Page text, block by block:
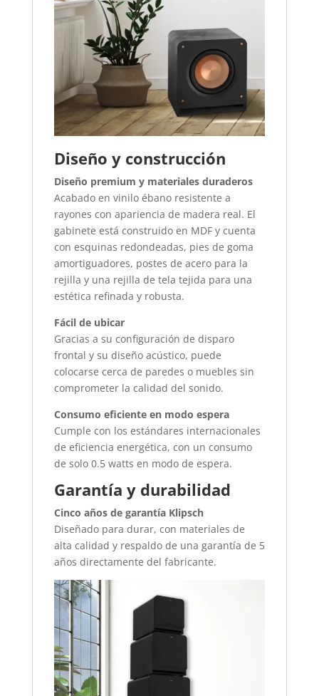
Diseño y construcción
Diseño premium y materiales duraderos
Acabado en vinilo ébano resistente a
rayones con apariencia de madera real. El
gabinete está construido en MDF y cuenta
con esquinas redondeadas, pies de goma
amortiguadores, postes de acero para la
rejilla y una rejilla de tela tejida para una
estética refinada y robusta.
Fácil de ubicar
Gracias a su configuración de disparo
frontal y su diseño acústico, puede
colocarse cerca de paredes o muebles sin
comprometer la calidad del sonido.
Consumo eficiente en modo espera
Cumple con los estándares internacionales
de eficiencia energética, con un consumo
de solo 0.5 watts en modo de espera.
Garantía y durabilidad
Cinco años de garantía Klipsch
Diseñado para durar, con materiales de
alta calidad y respaldo de una garantía de 5
años directamente del fabricante.